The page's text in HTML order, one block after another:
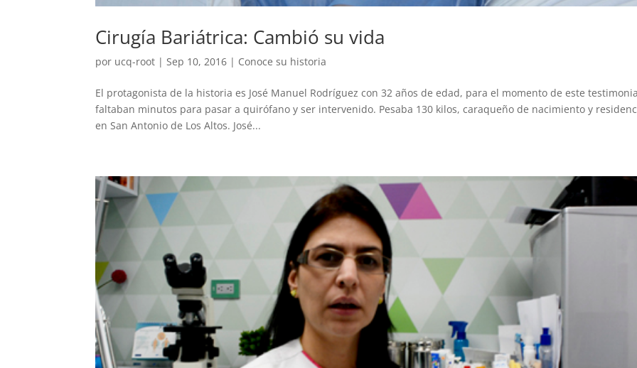
Cirugía Bariátrica: Cambió su vida
por ucq-root |Sep 10, 2016 | Conoce su historia
El protagonista de la historia es José Manuel Rodríguez con 32 años de edad, para el momento de este
faltaban minutos para pasar a quirófano y ser intervenido. Pesaba 130 kilos, caraqueño de nacimiento y
en San Antonio de Los Altos. José...